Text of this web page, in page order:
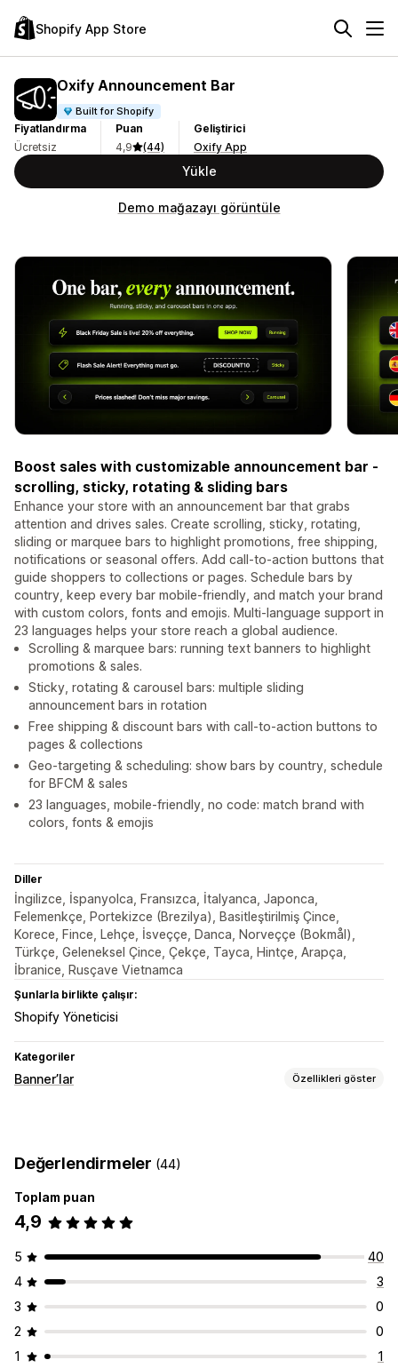
Shopify App Store
Oxify Announcement Bar
Built for Shopify
Fiyatlandırma
Ücretsiz
Puan
4,9
(44)
Geliştirici
Oxify App
Yükle
Demo mağazayı görüntüle
Boost sales with customizable announcement bar -
scrolling, sticky, rotating & sliding bars
Enhance your store with an announcement bar that grabs
attention and drives sales. Create scrolling, sticky, rotating,
sliding or marquee bars to highlight promotions, free shipping,
notifications or seasonal offers. Add call-to-action buttons that
guide shoppers to collections or pages. Schedule bars by
country, keep every bar mobile-friendly, and match your brand
with custom colors, fonts and emojis. Multi-language support in
23 languages helps your store reach a global audience.
Scrolling & marquee bars: running text banners to highlight
promotions & sales.
Sticky, rotating & carousel bars: multiple sliding
announcement bars in rotation
Free shipping & discount bars with call-to-action buttons to
pages & collections
Geo-targeting & scheduling: show bars by country, schedule
for BFCM & sales
23 languages, mobile-friendly, no code: match brand with
colors, fonts & emojis
Diller
İngilizce, İspanyolca, Fransızca, İtalyanca, Japonca,
Felemenkçe, Portekizce (Brezilya), Basitleştirilmiş Çince,
Korece, Fince, Lehçe, İsveççe, Danca, Norveççe (Bokmål),
Türkçe, Geleneksel Çince, Çekçe, Tayca, Hintçe, Arapça,
İbranice, Rusçave Vietnamca
Şunlarla birlikte çalışır:
Shopify Yöneticisi
Kategoriler
Banner’lar Özellikleri göster
Çoklu duyuru Bildirim Ürün sayfası
Özelleştirme
Banner konumu
Animasyonlar
Coğrafi hedefleme
Analizler ve raporlama
Performans takibi
Değerlendirmeler (44)
Toplam puan
4,9
5
40
4
3
3
0
2
0
1
1